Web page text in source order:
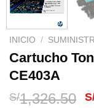
INICIO /
Cartucho
CE403A
S/1,326.50